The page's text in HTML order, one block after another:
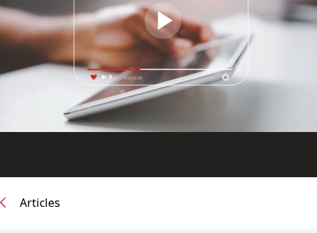
S’abonner aux articles Osler
S’abonner
Articles